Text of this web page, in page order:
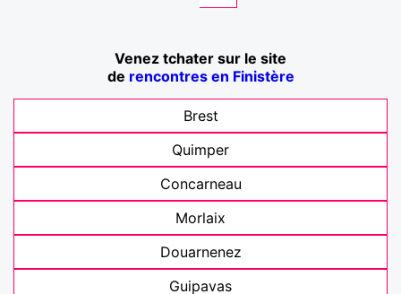
Venez tchater sur le site
de rencontres en Finistère
Brest
Quimper
Concarneau
Morlaix
Douarnenez
Guipavas